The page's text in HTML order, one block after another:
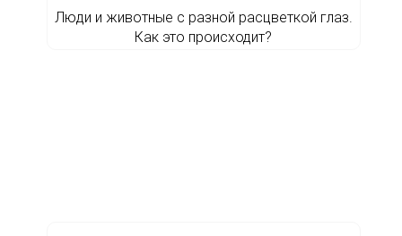
Люди и животные с разной расцветкой глаз.
Как это происходит?